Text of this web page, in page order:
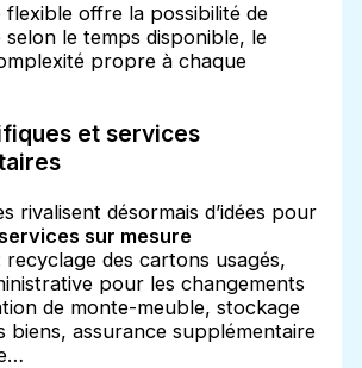
flexible offre la possibilité de
selon le temps disponible, le
propre à chaque
et services
rivalisent désormais d’idées pour
sur mesure
recyclage des cartons usagés,
pour les changements
de monte-meuble, stockage
biens, assurance supplémentaire